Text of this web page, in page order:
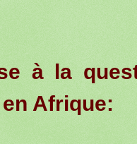
à la
Afrique: